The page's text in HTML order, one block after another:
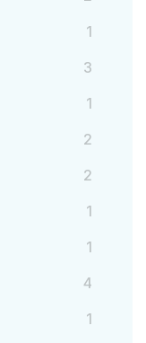
1
3
1
2
2
1
1
4
1